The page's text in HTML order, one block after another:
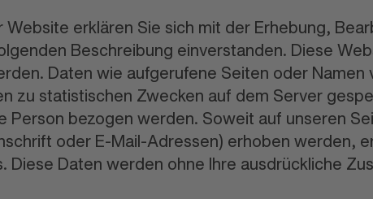
erklären Sie sich mit der Erhebung,
Beschreibung einverstanden. Diese
Daten wie aufgerufene Seiten oder Namen
zu statistischen Zwecken auf dem Server
Person bezogen werden. Soweit auf unseren
oder E-Mail-Adressen) erhoben werden,
Diese Daten werden ohne Ihre ausdrückliche